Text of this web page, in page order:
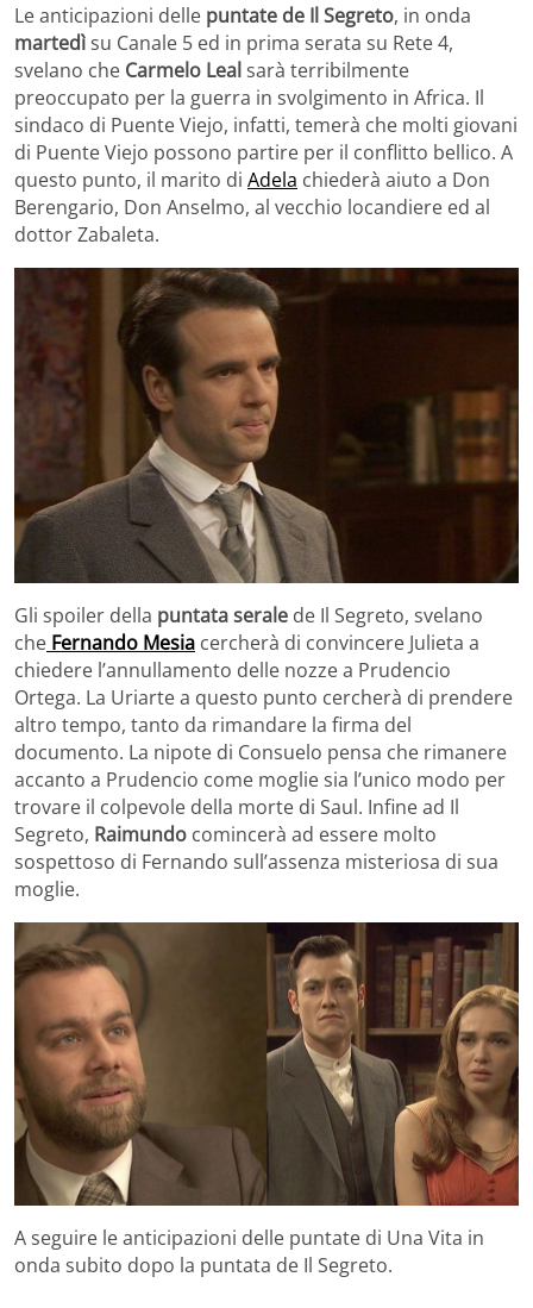
Le anticipazioni delle puntate de Il Segreto, in onda
martedìsu Canale 5 ed in prima serata su Rete 4,
svelano che Carmelo Leal sarà terribilmente
preoccupato per la guerra in svolgimento in Africa. Il
sindaco di Puente Viejo, infatti, temerà che molti giovani
di Puente Viejo possono partire per il conflitto bellico. A
questo punto, il marito di Adela chiederà aiuto a Don
Berengario, Don Anselmo, al vecchio locandiere ed al
dottor Zabaleta.
Gli spoiler della puntata serale de Il Segreto, svelano
che Fernando Mesia cercherà di convincere Julieta a
chiedere l’annullamento delle nozze a Prudencio
Ortega. La Uriarte a questo punto cercherà di prendere
altro tempo, tanto da rimandare la firma del
documento. La nipote di Consuelo pensa che rimanere
accanto a Prudencio come moglie sia l’unico modo per
trovare il colpevole della morte di Saul. Infine ad Il
Segreto, Raimundo comincerà ad essere molto
sospettoso di Fernando sull’assenza misteriosa di sua
moglie.
A seguire le anticipazioni delle puntate di Una Vita in
onda subito dopo la puntata de Il Segreto.